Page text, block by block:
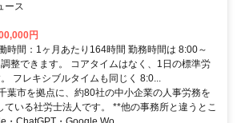
ース
円
時間：1ヶ月あたり164時間 勤務時間は 8:00～
整できます。 コアタイムはなく、1日の標準労
フレキシブルタイムも同じく 8:0...
葉市を拠点に、約80社の中小企業の人事労務を
ている社労士法人です。 **他の事務所と違うとこ